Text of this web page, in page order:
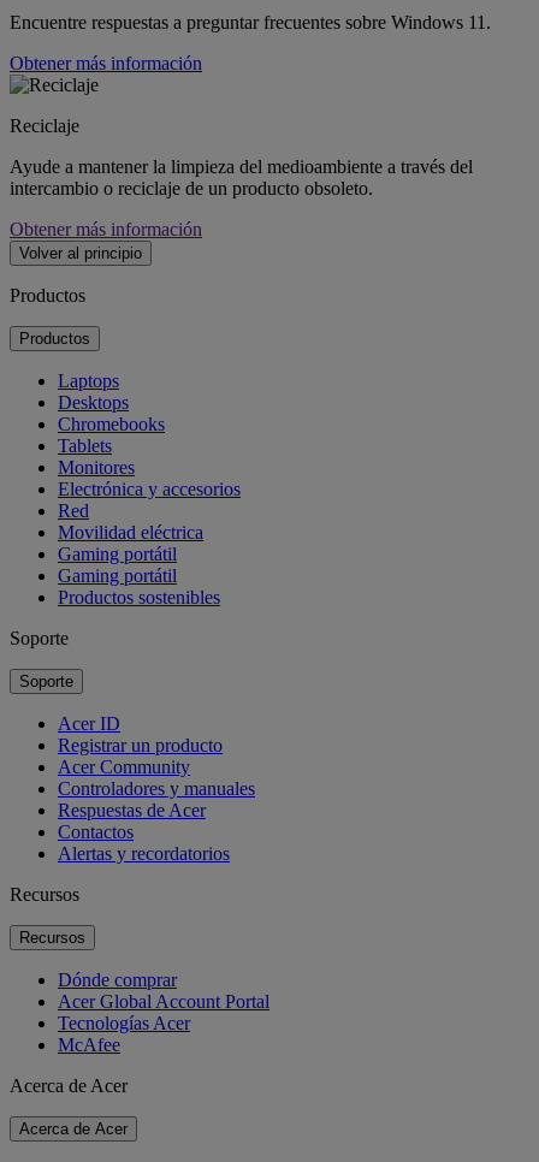
Encuentre respuestas a preguntar frecuentes sobre Windows 11.
Obtener más información
Reciclaje
Ayude a mantener la limpieza del medioambiente a través del
intercambio o reciclaje de un producto obsoleto.
Obtener más información
Volver al principio
Productos
Productos
Laptops
Desktops
Chromebooks
Tablets
Monitores
Electrónica y accesorios
Red
Movilidad eléctrica
Gaming portátil
Gaming portátil
Productos sostenibles
Soporte
Soporte
Acer ID
Registrar un producto
Acer Community
Controladores y manuales
Respuestas de Acer
Contactos
Alertas y recordatorios
Recursos
Recursos
Dónde comprar
Acer Global Account Portal
Tecnologías Acer
McAfee
Acerca de Acer
Acerca de Acer